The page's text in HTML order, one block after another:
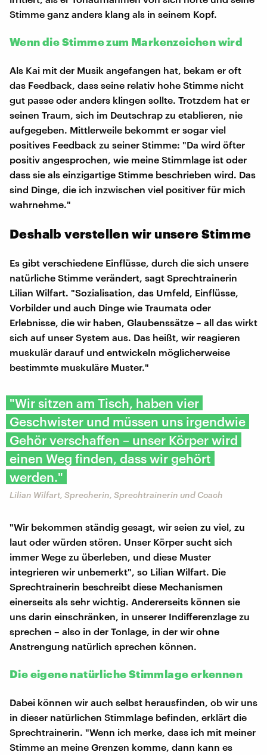
Stimme ganz anders klang als in seinem Kopf.
Wenn die Stimme zum Markenzeichen wird
Als Kai mit der Musik angefangen hat, bekam er oft
das Feedback, dass seine relativ hohe Stimme nicht
gut passe oder anders klingen sollte. Trotzdem hat er
seinen Traum, sich im Deutschrap zu etablieren, nie
aufgegeben. Mittlerweile bekommt er sogar viel
positives Feedback zu seiner Stimme: "Da wird öfter
positiv angesprochen, wie meine Stimmlage ist oder
dass sie als einzigartige Stimme beschrieben wird. Das
sind Dinge, die ich inzwischen viel positiver für mich
wahrnehme."
Deshalb verstellen wir unsere Stimme
Es gibt verschiedene Einflüsse, durch die sich unsere
natürliche Stimme verändert, sagt Sprechtrainerin
Lilian Wilfart. "Sozialisation, das Umfeld, Einflüsse,
Vorbilder und auch Dinge wie Traumata oder
Erlebnisse, die wir haben, Glaubenssätze – all das wirkt
sich auf unser System aus. Das heißt, wir reagieren
muskulär darauf und entwickeln möglicherweise
bestimmte muskuläre Muster."
"Wir sitzen am Tisch, haben vier
Geschwister und müssen uns irgendwie
Gehör verschaffen – unser Körper wird
einen Weg finden, dass wir gehört
werden."
Lilian Wilfart, Sprecherin, Sprechtrainerin und Coach
"Wir bekommen ständig gesagt, wir seien zu viel, zu
laut oder würden stören. Unser Körper sucht sich
immer Wege zu überleben, und diese Muster
integrieren wir unbemerkt", so Lilian Wilfart. Die
Sprechtrainerin beschreibt diese Mechanismen
einerseits als sehr wichtig. Andererseits können sie
uns darin einschränken, in unserer Indifferenzlage zu
sprechen – also in der Tonlage, in der wir ohne
Anstrengung natürlich sprechen können.
Die eigene natürliche Stimmlage erkennen
Dabei können wir auch selbst herausfinden, ob wir uns
in dieser natürlichen Stimmlage befinden, erklärt die
Sprechtrainerin. "Wenn ich merke, dass ich mit meiner
Stimme an meine Grenzen komme, dann kann es